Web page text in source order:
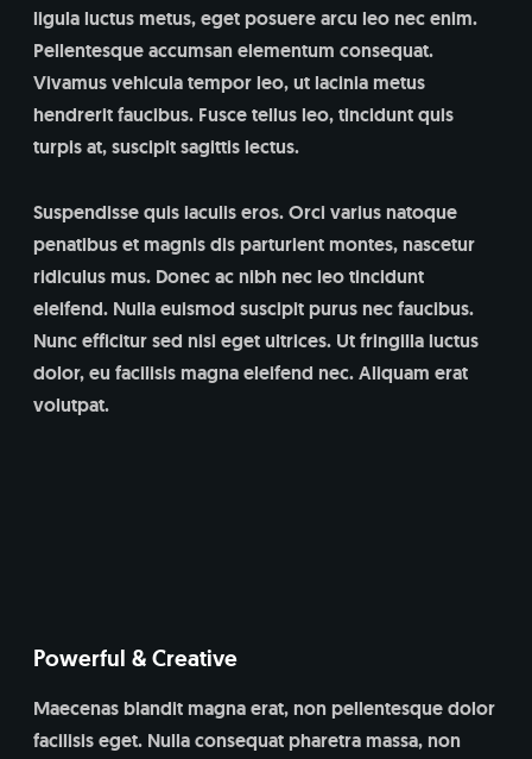
ligula luctus metus, eget posuere arcu leo nec enim.
Pellentesque accumsan elementum consequat.
Vivamus vehicula tempor leo, ut lacinia metus
hendrerit faucibus. Fusce tellus leo, tincidunt quis
turpis at, suscipit sagittis lectus.
Suspendisse quis iaculis eros. Orci varius natoque
penatibus et magnis dis parturient montes, nascetur
ridiculus mus. Donec ac nibh nec leo tincidunt
eleifend. Nulla euismod suscipit purus nec faucibus.
Nunc efficitur sed nisi eget ultrices. Ut fringilla luctus
dolor, eu facilisis magna eleifend nec. Aliquam erat
volutpat.
Powerful & Creative
Maecenas blandit magna erat, non pellentesque dolor
facilisis eget. Nulla consequat pharetra massa, non